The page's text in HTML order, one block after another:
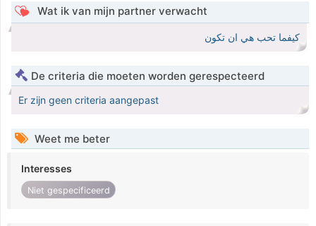
Wat ik van mijn partner verwacht
كيفما تحب هي ان تكون
De criteria die moeten worden gerespecteerd
Er zijn geen criteria aangepast
Weet me beter
Interesses
Niet gespecificeerd